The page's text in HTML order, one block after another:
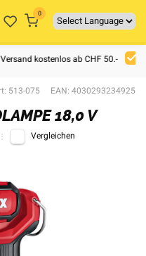
0
Versand kostenlos ab CHF 50.-
513-075 EAN: 4030293234925
18,0 V
Vergleichen